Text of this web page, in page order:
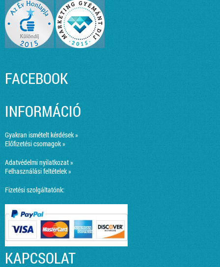
FACEBOOK
INFORMÁCIÓ
Gyakran ismételt kérdések »
Előfizetési csomagok »
Adatvédelmi nyilatkozat »
Felhasználási feltételek »
Fizetési szolgáltatónk:
KAPCSOLAT